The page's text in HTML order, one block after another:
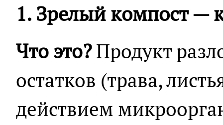
1. Зрелый компост —
Что это?Продукт
остатков (трава,
действием